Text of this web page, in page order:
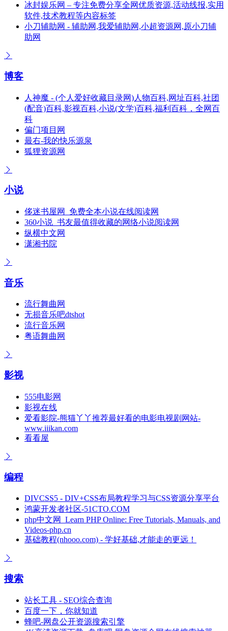
冰封娱乐网 – 专注免费分享全网优质资源,活动线报,实用
软件,技术教程等内容标签
小刀辅助网 - 辅助网,我爱辅助网,小超资源网,原小刀辅
助网
博客
人神魔 - (个人爱好收藏目录网)人物百科,网址百科,社团
(配音)百科,影视百科,小说(文学)百科,福利百科，全网百
科
偏门项目网
最右-我的快乐源泉
狐狸资源网
小说
侈迷书屋网_免费全本小说在线阅读网
360小说_书友最值得收藏的网络小说阅读网
纵横中文网
潇湘书院
音乐
流行舞曲网
无损音乐吧dtshot
流行音乐网
粤语舞曲网
影视
555电影网
影视在线
爱看影院-熊猫丫丫推荐最好看的电影电视剧网站-
www.iiikan.com
看看屋
编程
DIVCSS5 - DIV+CSS布局教程学习与CSS资源分享平台
鸿蒙开发者社区-51CTO.COM
php中文网_Learn PHP Online: Free Tutorials, Manuals, and
Videos-php.cn
基础教程(nhooo.com) - 学好基础,才能走的更远！
搜索
站长工具 - SEO综合查询
百度一下，你就知道
蜂吧-网盘公开资源搜索引擎